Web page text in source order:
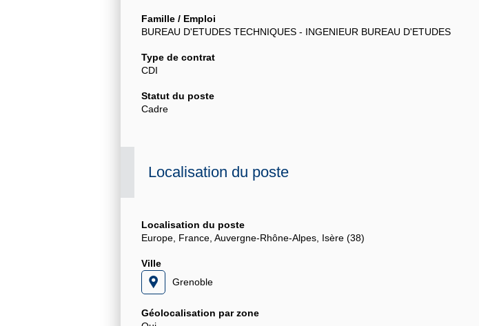
Famille / Emploi
BUREAU D'ETUDES TECHNIQUES - INGENIEUR BUREAU D'ETUDES
Type de contrat
CDI
Statut du poste
Cadre
Localisation du poste
Localisation du poste
Europe, France, Auvergne-Rhône-Alpes, Isère (38)
Ville
Grenoble
Géolocalisation par zone